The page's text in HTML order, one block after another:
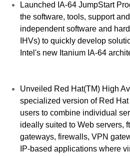
Launched IA-64 JumpStart
the software, tools, support
independent software and
IHVs) to quickly develop
Intel's new Itanium IA-64
Unveiled Red Hat(TM) High
specialized version of Red
users to combine individual
ideally suited to Web servers,
gateways, firewalls, VPN
IP-based applications where